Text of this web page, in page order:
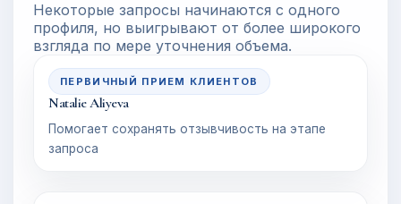
Некоторые запросы начинаются с одного
профиля, но выигрывают от более широкого
взгляда по мере уточнения объема.
ПЕРВИЧНЫЙ ПРИЕМ КЛИЕНТОВ
Natalie Aliyeva
Помогает сохранять отзывчивость на этапе
запроса